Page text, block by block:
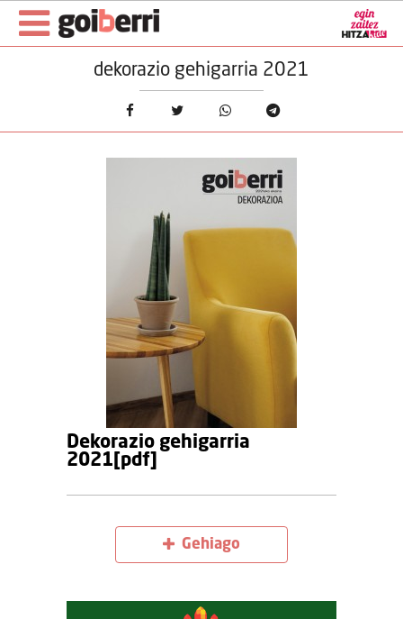
dekorazio gehigarria 2021
Dekorazio gehigarria
2021[pdf]
Gehiago